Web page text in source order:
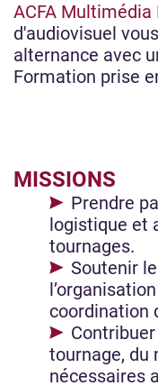
ACFA Multimédia
d'audiovisuel
alternance avec
Formation prise
MISSIONS
Prendre
logistique et
tournages.
Soutenir
coordination
tournage, du
nécessaires